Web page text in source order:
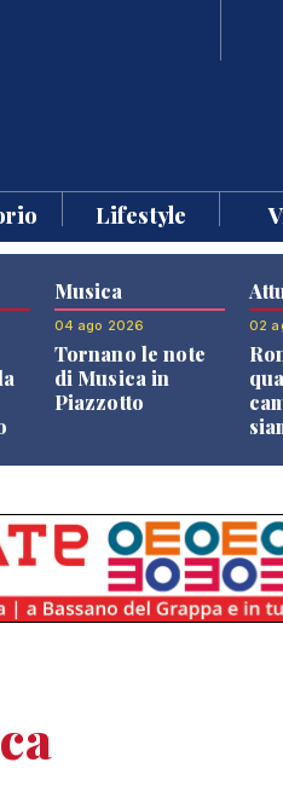
Lifestyle
Musica
04 ago 2026
Tornano le note
di Musica in
Piazzotto
02